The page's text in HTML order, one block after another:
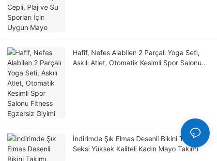
Hafif, Nefes Alabilen 2 Parçalı Yoga Seti,
Askılı Atlet, Otomatik Kesimli Spor Salonu
İndirimde Şık Elmas Desenli Bikini Takımı,
Seksi Yüksek Kaliteli Kadın Mayo Takımı